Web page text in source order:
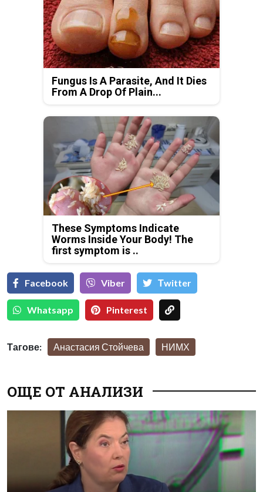
Fungus Is A Parasite, And It Dies
From A Drop Of Plain...
These Symptoms Indicate
Worms Inside Your Body! The
first symptom is ..
Facebook Viber Тwitter
Whatsapp Pinterest
Тагове: Анастасия Стойчева НИМХ
ОЩЕ ОТ АНАЛИЗИ